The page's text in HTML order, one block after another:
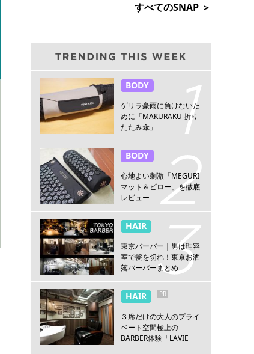
すべてのSNAP ＞
BODY
ゲリラ豪雨に負けないた
めに「MAKURAKU 折り
たたみ傘」
BODY
心地よい刺激「MEGURI
マット＆ピロー」を徹底
レビュー
HAIR
東京バーバー｜男は理容
室で髪を切れ！東京お洒
落バーバーまとめ
HAIR PR
３席だけの大人のプライ
ベート空間極上の
BARBER体験「LAVIE